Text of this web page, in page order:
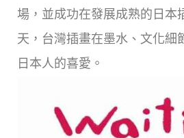
場，並成功在發展成熟的日本
天，台灣插畫在墨水、文化細
日本人的喜愛。